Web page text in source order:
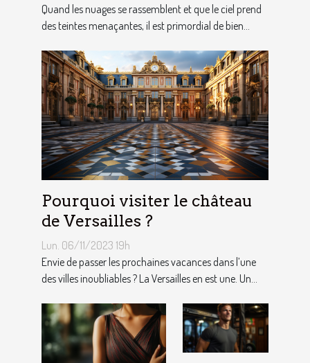
Quand les nuages se rassemblent et que le ciel prend
des teintes menaçantes, il est primordial de bien...
Pourquoi visiter le château
de Versailles ?
Lun. 06/11/2023 19h
Envie de passer les prochaines vacances dans l’une
des villes inoubliables ? La Versailles en est une. Un...